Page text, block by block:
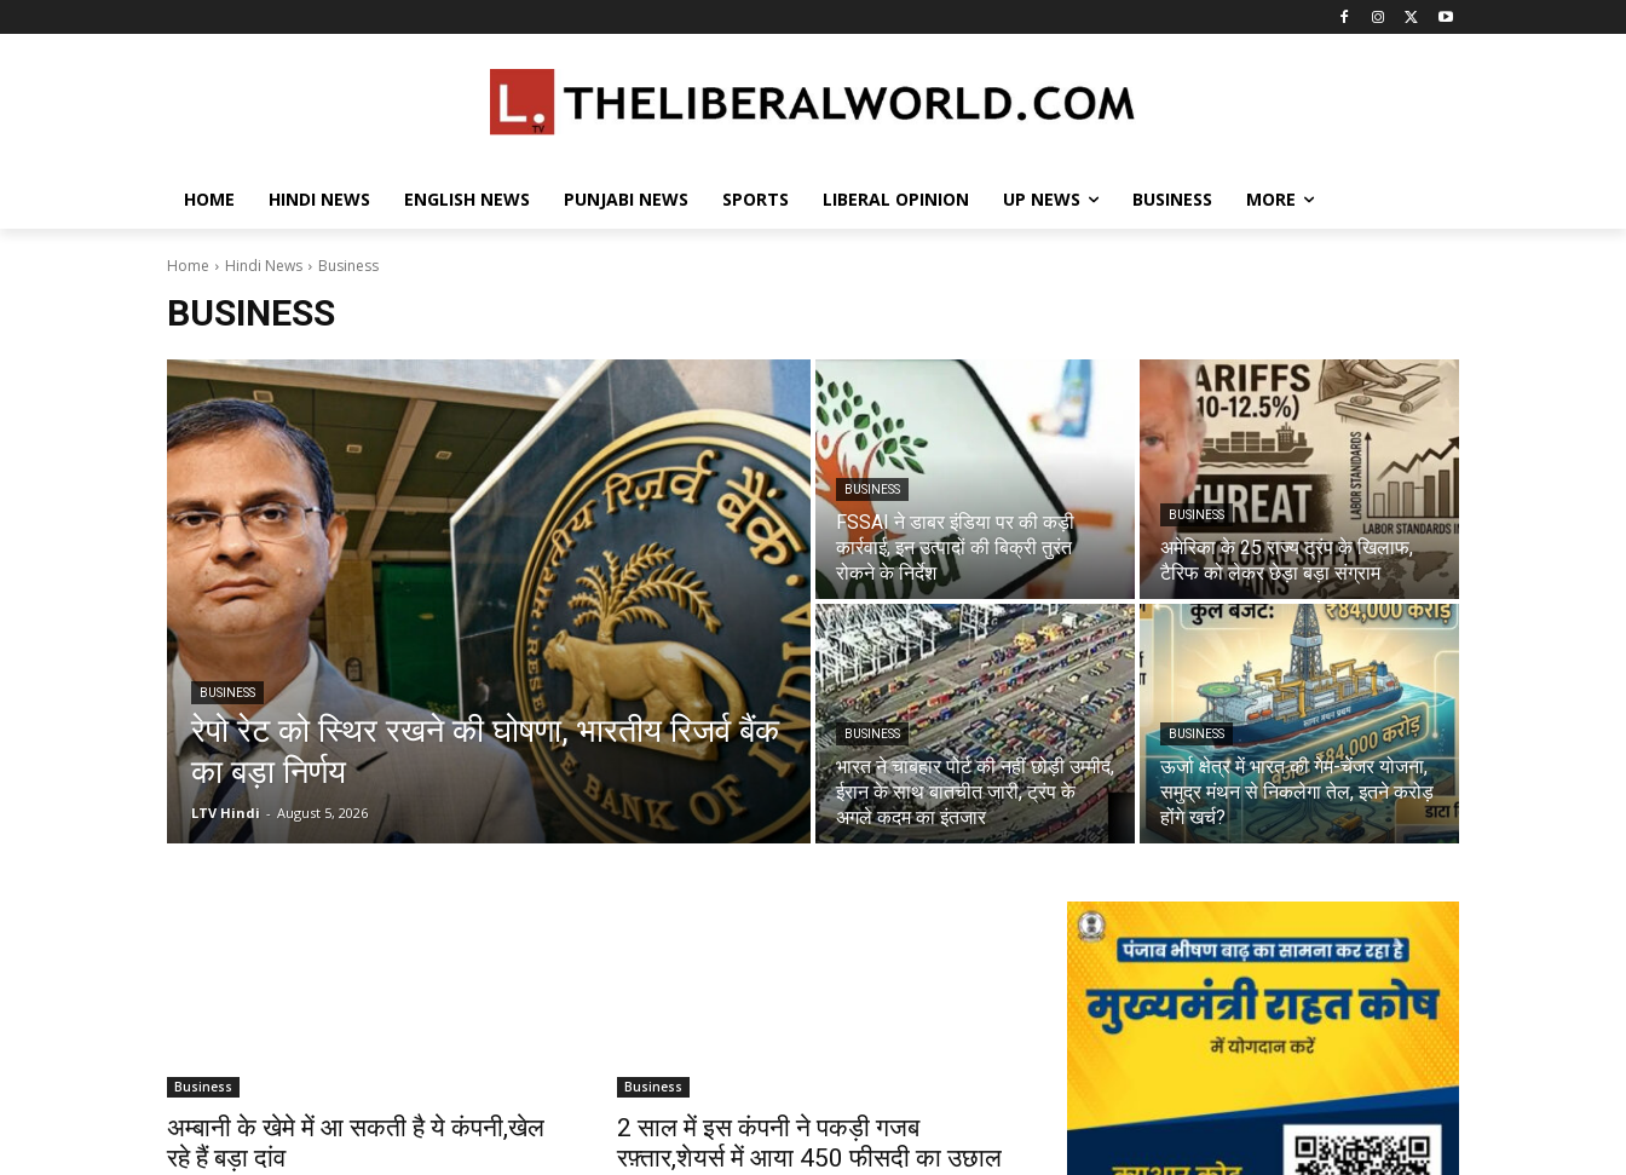
HOME HINDI NEWS ENGLISH NEWS PUNJABI NEWS SPORTS LIBERAL OPINION UP NEWS BUSINESS MORE
Home Hindi News Business
BUSINESS
BUSINESS
रेपो रेट को स्थिर रखने की घोषणा, भारतीय रिजर्व बैंक
का बड़ा निर्णय
LTV Hindi - August 5, 2026
BUSINESS
FSSAI ने डाबर इंडिया पर की कड़ी
कार्रवाई, इन उत्पादों की बिक्री तुरंत
रोकने के निर्देश
BUSINESS
अमेरिका के 25 राज्य ट्रंप के खिलाफ,
टैरिफ को लेकर छेड़ा बड़ा संग्राम
BUSINESS
भारत ने चाबहार पोर्ट की नहीं छोड़ी उम्मीद,
ईरान के साथ बातचीत जारी, ट्रंप के
अगले कदम का इंतजार
BUSINESS
ऊर्जा क्षेत्र में भारत की गेम-चेंजर योजना,
समुद्र मंथन से निकलेगा तेल, इतने करोड़
होंगे खर्च?
Business
अम्बानी के खेमे में आ सकती है ये कंपनी,खेल
रहे हैं बड़ा दांव
Business
2 साल में इस कंपनी ने पकड़ी गजब
रफ़्तार,शेयर्स में आया 450 फीसदी का उछाल